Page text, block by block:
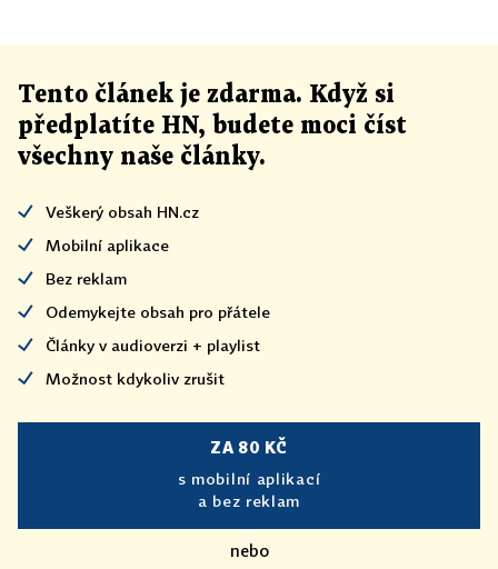
Tento článek je zdarma. Když si
předplatíte HN, budete moci číst
všechny naše články.
Veškerý obsah HN.cz
Mobilní aplikace
Bez reklam
Odemykejte obsah pro přátele
Články v audioverzi + playlist
Možnost kdykoliv zrušit
ZA 80 KČ
s mobilní aplikací
a bez reklam
nebo